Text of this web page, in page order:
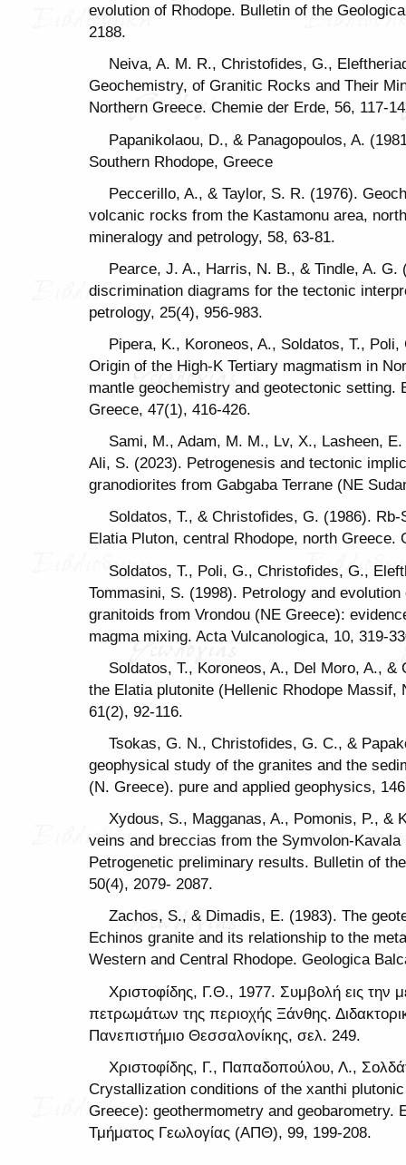
evolution of Rhodope. Bulletin of the
2188.
Neiva, A. M. R., Christofides, G.,
Geochemistry, of Granitic Rocks and Their
Northern Greece. Chemie der Erde, 56, 117-
Papanikolaou, D., & Panagopoulos, A.
Southern Rhodope, Greece
Peccerillo, A., & Taylor, S. R. (1976).
volcanic rocks from the Kastamonu area,
mineralogy and petrology, 58, 63-81.
Pearce, J. A., Harris, N. B., & Tindle, A. G.
discrimination diagrams for the tectonic
petrology, 25(4), 956-983.
Pipera, K., Koroneos, A., Soldatos, T.,
Origin of the High-K Tertiary magmatism in
mantle geochemistry and geotectonic setting.
Greece, 47(1), 416-426.
Sami, M., Adam, M. M., Lv, X., Lasheen,
Ali, S. (2023). Petrogenesis and tectonic
granodiorites from Gabgaba Terrane (NE
Soldatos, T., & Christofides, G. (1986).
Elatia Pluton, central Rhodope, north Greece.
Soldatos, T., Poli, G., Christofides, G.,
Tommasini, S. (1998). Petrology and
granitoids from Vrondou (NE Greece):
magma mixing. Acta Vulcanologica, 10, 319-
Soldatos, T., Koroneos, A., Del Moro, A.,
the Elatia plutonite (Hellenic Rhodope Massif,
61(2), 92-116.
Tsokas, G. N., Christofides, G. C., &
geophysical study of the granites and the
(N. Greece). pure and applied geophysics,
Xydous, S., Magganas, A., Pomonis, P., &
veins and breccias from the Symvolon-
Petrogenetic preliminary results. Bulletin of
50(4), 2079- 2087.
Zachos, S., & Dimadis, E. (1983). The
Echinos granite and its relationship to the
Western and Central Rhodope. Geologica
Χριστοφίδης, Γ.Θ., 1977. Συμβολή εις την
πετρωμάτων της περιοχής Ξάνθης.
Πανεπιστήμιο Θεσσαλονίκης, σελ. 249.
Χριστοφίδης, Γ., Παπαδοπούλου, Λ.,
Crystallization conditions of the xanthi
Greece): geothermometry and geobarometry.
Τμήματος Γεωλογίας (ΑΠΘ), 99, 199-208.